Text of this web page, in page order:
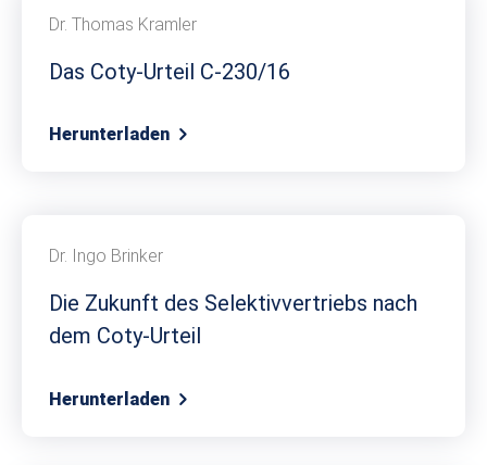
Dr. Thomas Kramler
Das Coty-Urteil C-230/16
Herunterladen
Dr. Ingo Brinker
Die Zukunft des Selektivvertriebs nach
dem Coty-Urteil
Herunterladen